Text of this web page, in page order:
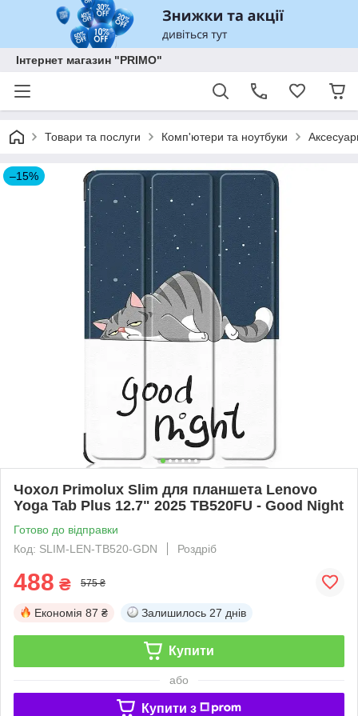
Інтернет магазин "PRIMO"
Товари та послуги Комп'ютери та ноутбуки
–15%
Чохол Primolux Slim для планшета Lenovo
Yoga Tab Plus 12.7" 2025 TB520FU - Good Night
Готово до відправки
Код: SLIM-LEN-TB520-GDN
Роздріб
488 ₴ 575 ₴
Економія 87 ₴ Залишилось 27 днів
Купити
або
Купити з